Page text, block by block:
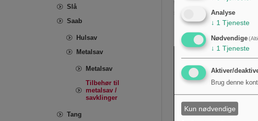
tomme-relaterede værdier for
snit.
Slå
Saab
Hulsav
Metalsav
Metalsav
Tilbehør til
metalsav /
savklinger
Tang
Analyse
↓ 1 Tjeneste
Nødvendige
↓ 1 Tjeneste
Aktiver/
Brug denne
Kun nødvendige